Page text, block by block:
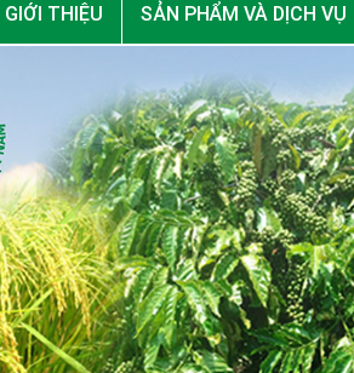
GIỚI THIỆU SẢN PHẨM VÀ DỊCH VỤ